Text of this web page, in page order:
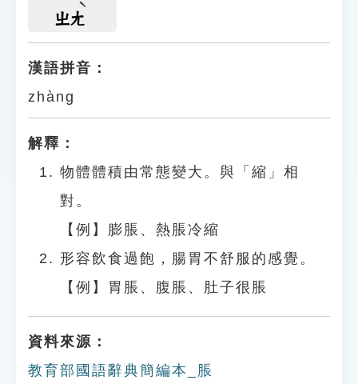
ㄓㄤ
漢語拼音：
zhàng
解釋：
物體體積由常態變大。與「縮」相
對。
【例】膨脹、熱脹冷縮
形容飲食過飽，腸胃不舒服的感覺。
【例】胃脹、腹脹、肚子很脹
資料來源：
教育部國語辭典簡編本_脹